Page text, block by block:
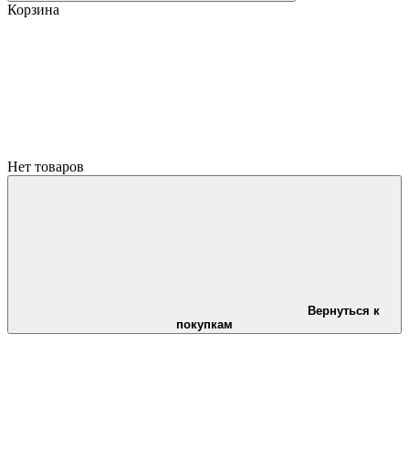
Корзина
Нет товаров
Вернуться к
покупкам